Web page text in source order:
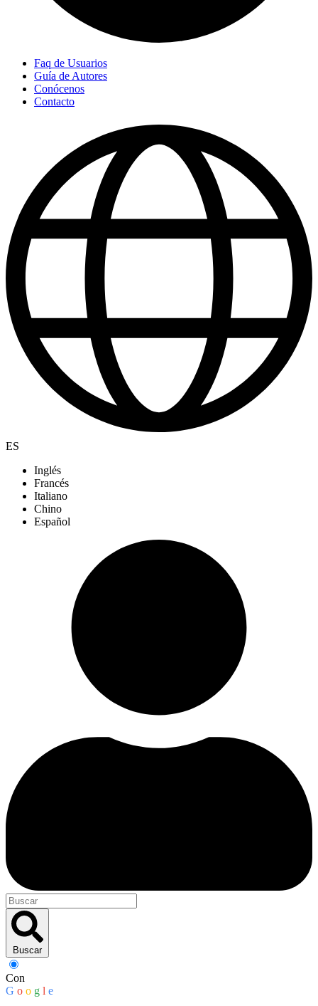
Faq de Usuarios
Guía de Autores
Conócenos
Contacto
ES
Inglés
Francés
Italiano
Chino
Español
Buscar
Con
G o o g l e